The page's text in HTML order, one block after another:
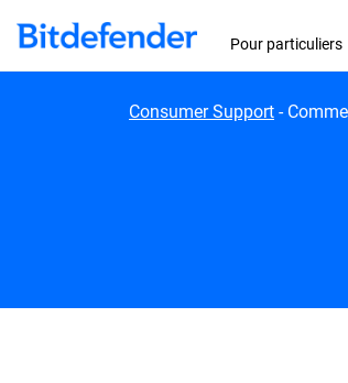
Skip to content
Pour particuliers
Consumer Support -